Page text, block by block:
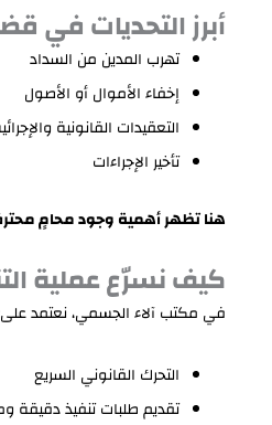
أبرز التحديات في
تهرب المدين من السداد
إخفاء الأموال أو الأصول
التعقيدات القانونية
تأخير الإجراءات
هنا تظهر أهمية وجود محامٍ
كيف نسرّع عملية
في مكتب آلاء الجسمي، نعتمد
التحرك القانوني السريع
تقديم طلبات تنفيذ دقيقة